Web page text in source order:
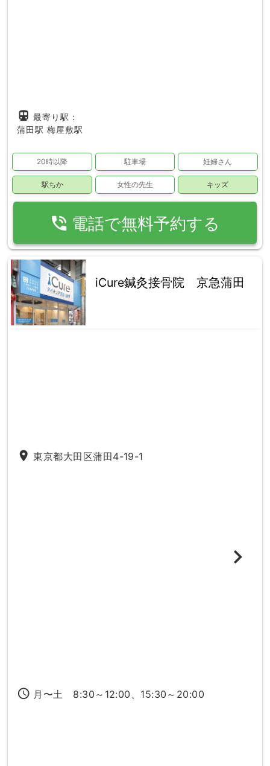
directions_subway 最寄り駅：
蒲田駅 梅屋敷駅
20時以降 駐車場 妊婦さん
駅ちか 女性の先生 キッズ
phone_in_talk 電話で無料予約する
iCure鍼灸接骨院 京急蒲田
place 東京都大田区蒲田4-19-1
access_time 月〜土 8:30～12:00、15:30～20:00